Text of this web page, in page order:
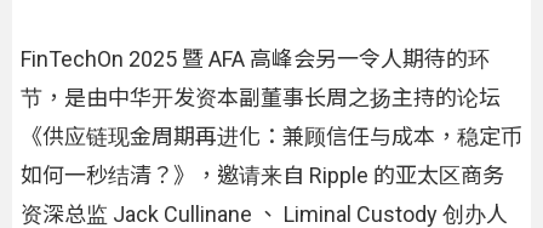
FinTechOn 2025 暨 AFA 高峰会另一令人期待的环
节，是由中华开发资本副董事长周之扬主持的论坛
《供应链现金周期再进化：兼顾信任与成本，稳定币
如何一秒结清？》，邀请来自 Ripple 的亚太区商务
资深总监 Jack Cullinane 、 Liminal Custody 创办人